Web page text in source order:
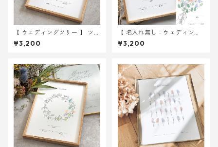
【 ウェディングツリー 】 ツリ
ー A4サイズ 用紙のみ ｜ 結婚
式 ウェディング
¥3,200
【 名入れ無し：ウェディング
ツリー 】 A4サイズ 用紙のみ
｜ 結婚式 ウェディング
¥3,200